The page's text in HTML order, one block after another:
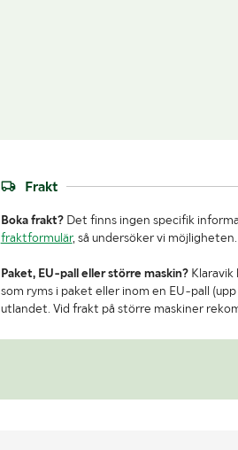
Frakt
Boka frakt?Det finns ingen specifik
fraktformulär, så undersöker vi möjligheten.
Paket, EU-pall eller större maskin?Klaravik
som ryms i paket eller inom en EU-pall
utlandet. Vid frakt på större maskiner